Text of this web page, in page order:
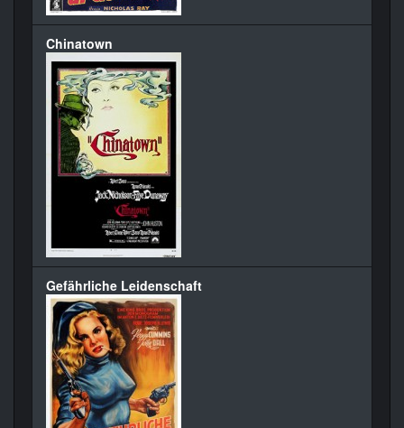
Chinatown
Gefährliche Leidenschaft